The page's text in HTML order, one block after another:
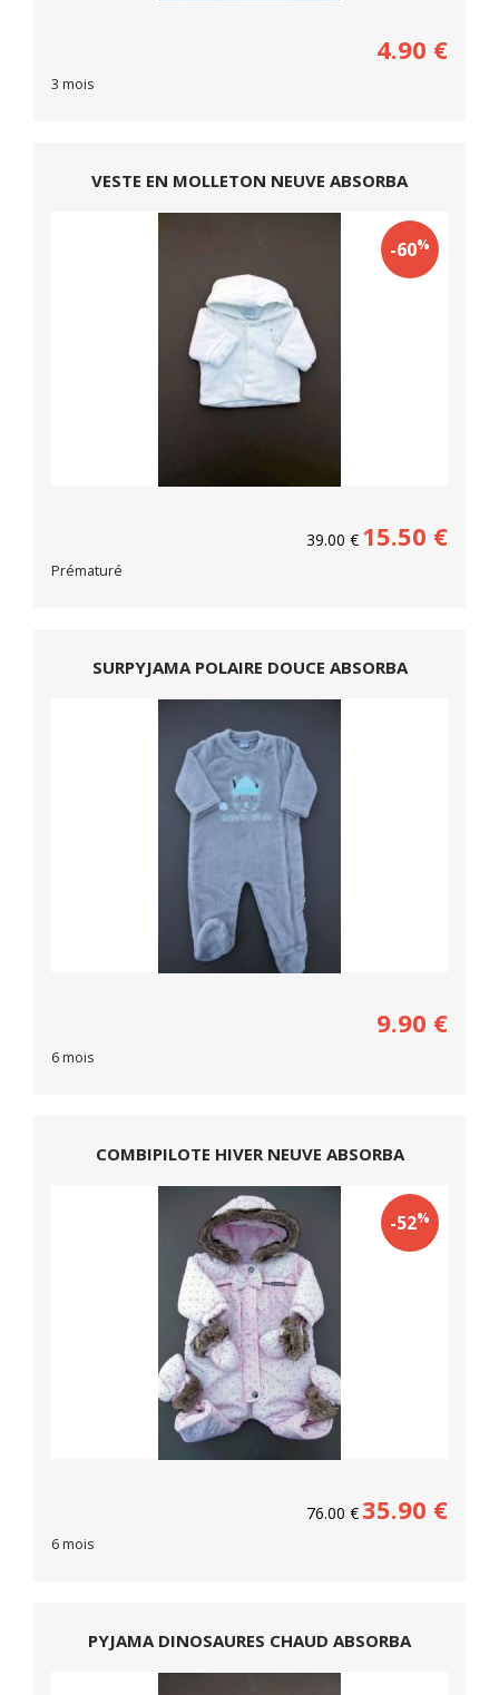
4.90 €
3 mois
VESTE EN MOLLETON NEUVE ABSORBA
-60%
39.00 € 15.50 €
Prématuré
SURPYJAMA POLAIRE DOUCE ABSORBA
9.90 €
6 mois
COMBIPILOTE HIVER NEUVE ABSORBA
-52%
76.00 € 35.90 €
6 mois
PYJAMA DINOSAURES CHAUD ABSORBA